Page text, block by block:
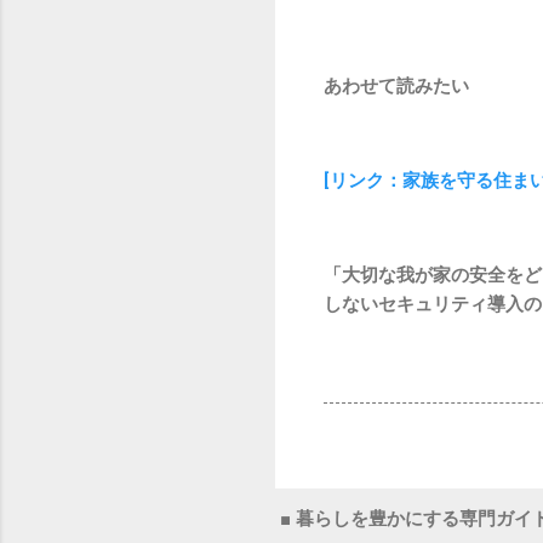
あわせて読みたい
[リンク：家族を守る住ま
「大切な我が家の安全を
しないセキュリティ導入
■ 暮らしを豊かにする専門ガイ